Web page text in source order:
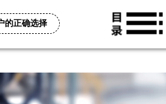
的正确选择